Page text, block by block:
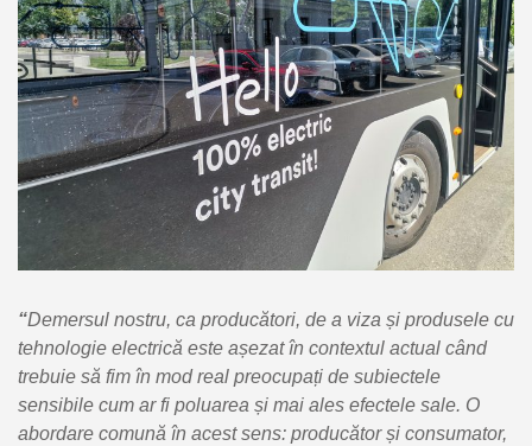
“Demersul nostru, ca producători, de a viza și produsele cu
tehnologie electrică este așezat în contextul actual când
trebuie să fim în mod real preocupați de subiectele
sensibile cum ar fi poluarea și mai ales efectele sale. O
abordare comună în acest sens: producător și consumator,